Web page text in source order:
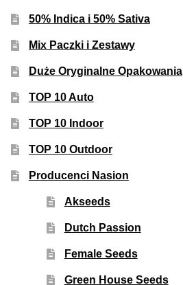
50% Indica i 50% Sativa
Mix Paczki i Zestawy
Duże Oryginalne Opakowania
TOP 10 Auto
TOP 10 Indoor
TOP 10 Outdoor
Producenci Nasion
Akseeds
Dutch Passion
Female Seeds
Green House Seeds